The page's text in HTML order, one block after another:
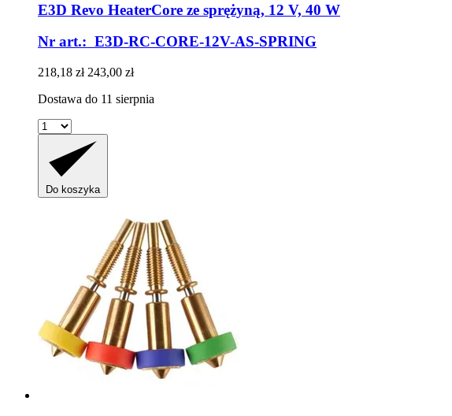
E3D Revo HeaterCore ze sprężyną, 12 V, 40 W
Nr art.: E3D-RC-CORE-12V-AS-SPRING
218,18 zł 243,00 zł
Dostawa do 11 sierpnia
Do koszyka